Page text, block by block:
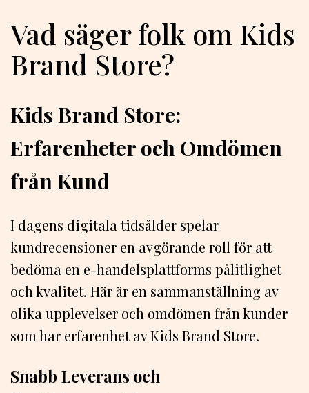
Vad säger folk om Kids
Brand Store?
Kids Brand Store:
Erfarenheter och Omdömen
från Kund
I dagens digitala tidsålder spelar
kundrecensioner en avgörande roll för att
bedöma en e-handelsplattforms pålitlighet
och kvalitet. Här är en sammanställning av
olika upplevelser och omdömen från kunder
som har erfarenhet av Kids Brand Store.
Snabb Leverans och